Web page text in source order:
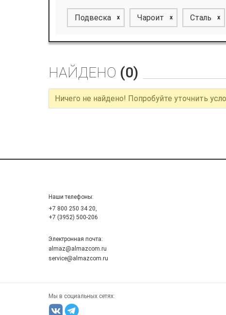
Подвеска x Чароит x Сталь x
НАЙДЕНО (0)
Ничего не найдено! Попробуйте уточнить
Наши телефоны:
+7 800 250 34 20,
+7 (3952) 500-206
Электронная почта:
almaz@almazcom.ru
service@almazcom.ru
Мы в социальных сетях: